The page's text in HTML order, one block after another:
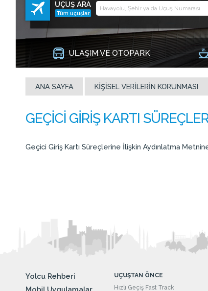
UÇUŞ ARA
Tüm uçuşlar
ULAŞIM VE OTOPARK
ANA SAYFA KIŞISEL VERILERIN KORUNMASI
Geçici Giriş Kartı Süreçlerine İlişkin Aydınlatma
Yolcu Rehberi
UÇUŞTAN ÖNCE
Hızlı Geçiş Fast Track